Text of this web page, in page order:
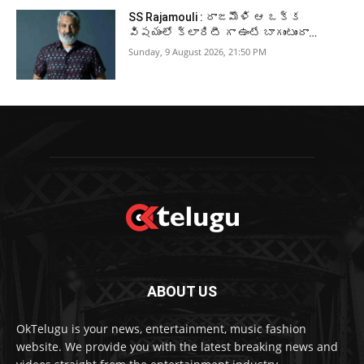
SS Rajamouli : రాజమౌళి ఆ ఒక్క
విషయంలో క్లారిటీ గా ఉంటే బాగుంటుందా…
Sunday, 9 August 2026, 21:50 PM
ABOUT US
OkTelugu is your news, entertainment, music fashion
website. We provide you with the latest breaking news and